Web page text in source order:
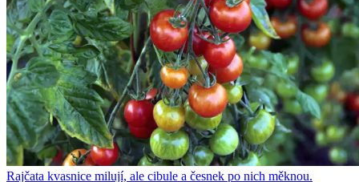
Rajčata kvasnice milují, ale cibule a česnek po nich měknou.